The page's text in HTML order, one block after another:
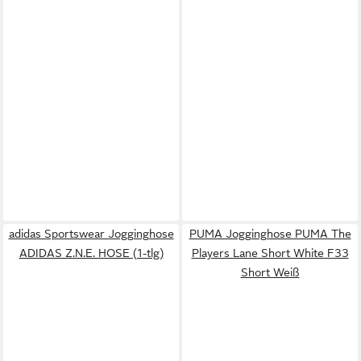
adidas Sportswear Jogginghose
ADIDAS Z.N.E. HOSE (1-tlg)
PUMA Jogginghose PUMA The
Players Lane Short White F33
Short Weiß